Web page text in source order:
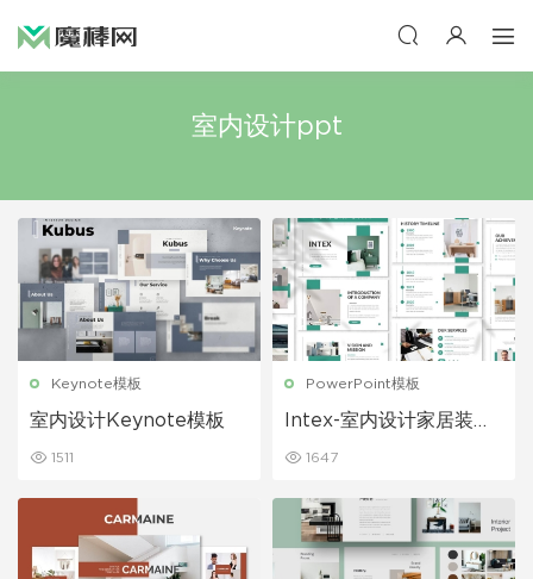
室内设计ppt
Keynote模板
室内设计Keynote模板
1511
PowerPoint模板
Intex-室内设计家居装饰
1647